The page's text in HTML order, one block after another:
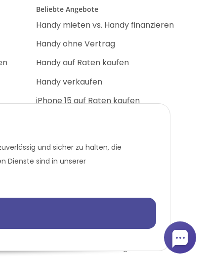
Beliebte Angebote
Handy mieten vs. Handy finanzieren
Handy ohne Vertrag
Handy auf Raten kaufen
Handy verkaufen
iPhone 15 auf Raten kaufen
BLACK WEEK Deals
können bei anderen Zahlungsarten
und sicher zu halten, die
Dienste sind in unserer